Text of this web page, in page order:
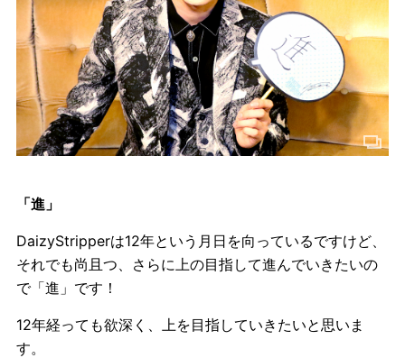
「進」
DaizyStripperは12年という月日を向っているですけど、
それでも尚且つ、さらに上の目指して進んでいきたいの
で「進」です！
12年経っても欲深く、上を目指していきたいと思いま
す。